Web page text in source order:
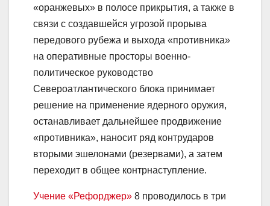
«оранжевых» в полосе прикрытия, а также в
связи с создавшейся угрозой прорыва
передового рубежа и выхода «противника»
на оперативные просторы военно-
политическое руководство
Североатлантического блока принимает
решение на применение ядерного оружия,
останавливает дальнейшее продвижение
«противника», наносит ряд контрударов
вторыми эшелонами (резервами), а затем
переходит в общее контрнаступление.
Учение «Рефорджер» 8 проводилось в три